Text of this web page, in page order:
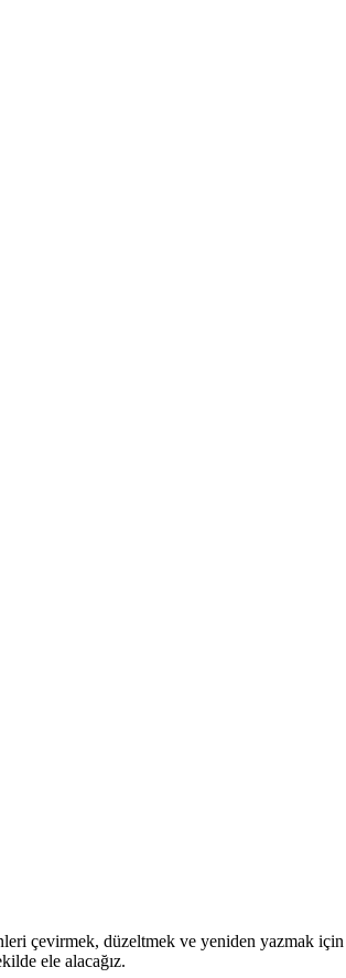
çevirmek, düzeltmek ve yeniden yazmak için
ele alacağız.